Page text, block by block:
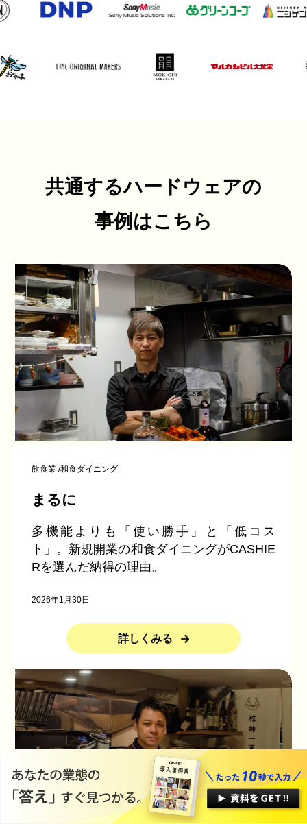
共通するハードウェアの
事例はこちら
飲食業/和食ダイニング
まるに
多機能よりも「使い勝手」と「低コス
ト」。新規開業の和食ダイニングがCASHIE
Rを選んだ納得の理由。
2026年1月30日
詳しくみる
オンライン商談 お問い合わせ